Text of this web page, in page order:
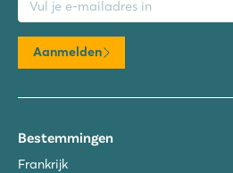
Aanmelden
Bestemmingen
Frankrijk